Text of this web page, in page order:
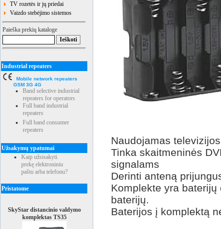
TV rozetės ir jų priedai
Vaizdo stebėjimo sistemos
Paieška prekių kataloge
Industrial repeaters
Mobile network repeaters
GSM 3G 4G
Band selective industrial
repeaters for operators
Full band industrial
repeaters
Full band consumer
repeaters
Užsakymų ypatumai
Kaip užsisakyti
prekę elektroniniu
paštu arba telefonu?
Pristatome
SkyStar distancinio valdymo
komplektas TS35
Naudojamas
Tinka skaitmeninės
signalams
Derinti anteną
Komplekte yra
baterijų.
Baterijos į komplektą